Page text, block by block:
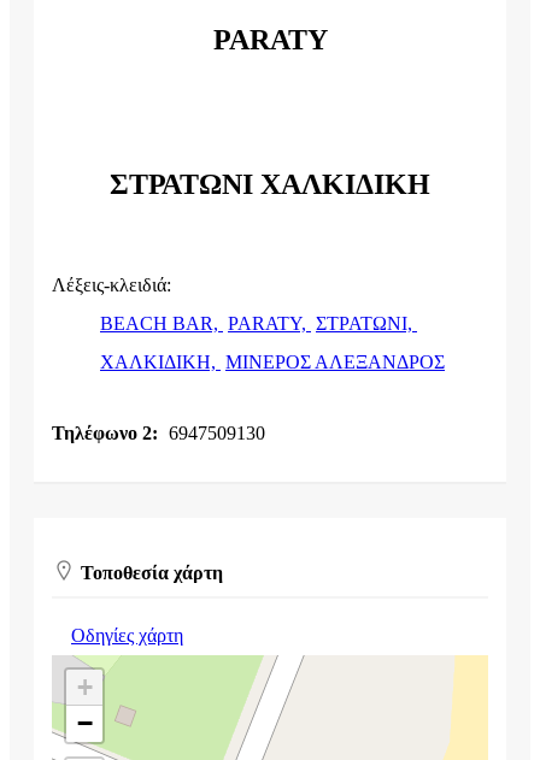
PARATY
ΣΤΡΑΤΩΝΙ ΧΑΛΚΙΔΙΚΗ
Λέξεις-κλειδιά:
BEACH BAR, PARATY, ΣΤΡΑΤΩΝΙ,
ΧΑΛΚΙΔΙΚΗ, ΜΙΝΕΡΟΣ ΑΛΕΞΑΝΔΡΟΣ
Τηλέφωνο 2: 6947509130
Τοποθεσία χάρτη
Οδηγίες χάρτη
+
−